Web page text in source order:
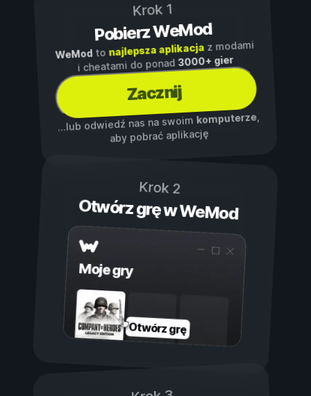
Krok 1
Pobierz WeMod
WeModto najlepsza aplikacjaz modami
i cheatami do ponad3000+ gier
Zacznij
...lub odwiedź nas na swoim komputerze,
aby pobrać aplikację
Krok 2
Otwórz grę w WeMod
Moje gry
Otwórz grę